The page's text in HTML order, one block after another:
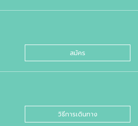
สมัคร
วิธีการเดินทาง